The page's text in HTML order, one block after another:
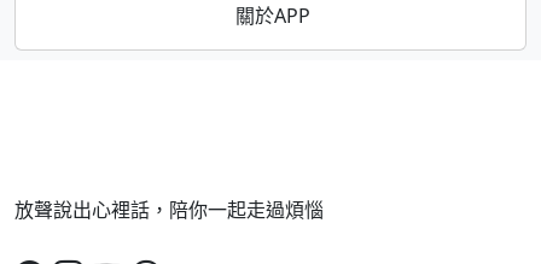
關於APP
放聲說出心裡話，陪你一起走過煩惱